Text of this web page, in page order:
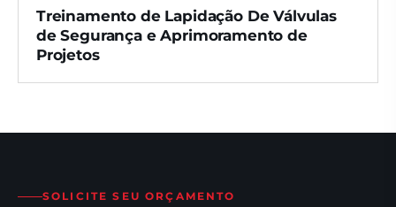
Treinamento de Lapidação De Válvulas
de Segurança e Aprimoramento de
Projetos
SOLICITE SEU ORÇAMENTO